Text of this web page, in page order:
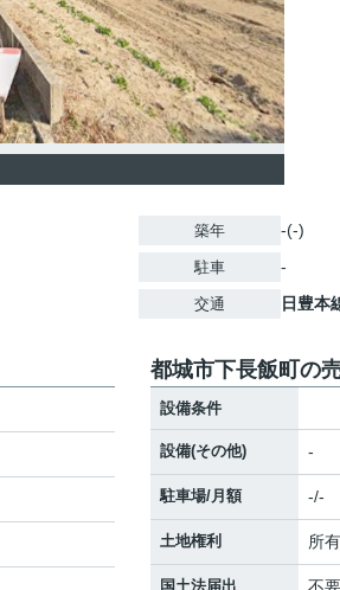
築年 -(-)
駐車 -
交通 日豊本
都城市下長飯町の
設備条件
設備(その他) -
駐車場/月額 -/-
土地権利 所
国土法届出